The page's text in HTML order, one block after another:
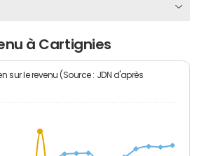
à Cartignies
sur le revenu (Source : JDN d'après